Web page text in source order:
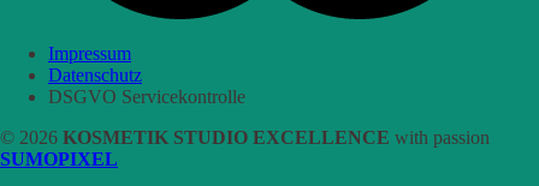
Impressum
Datenschutz
DSGVO Servicekontrolle
© 2026 KOSMETIK STUDIO EXCELLENCE with passion
SUMOPIXEL